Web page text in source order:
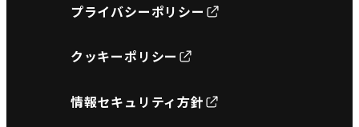
プライバシーポリシー
クッキーポリシー
情報セキュリティ方針